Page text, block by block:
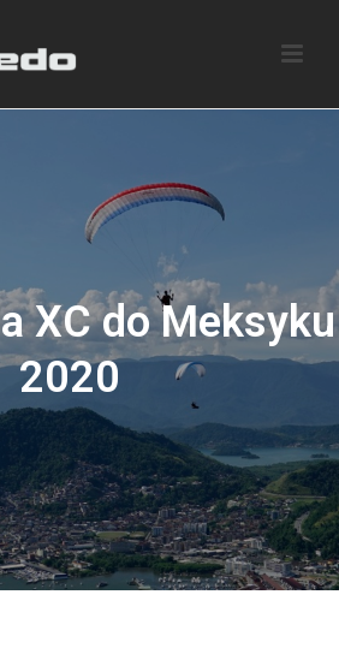
XC do Meksyku
2020